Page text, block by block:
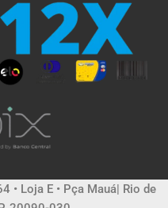
• Loja E • Pça Mauá| Rio de